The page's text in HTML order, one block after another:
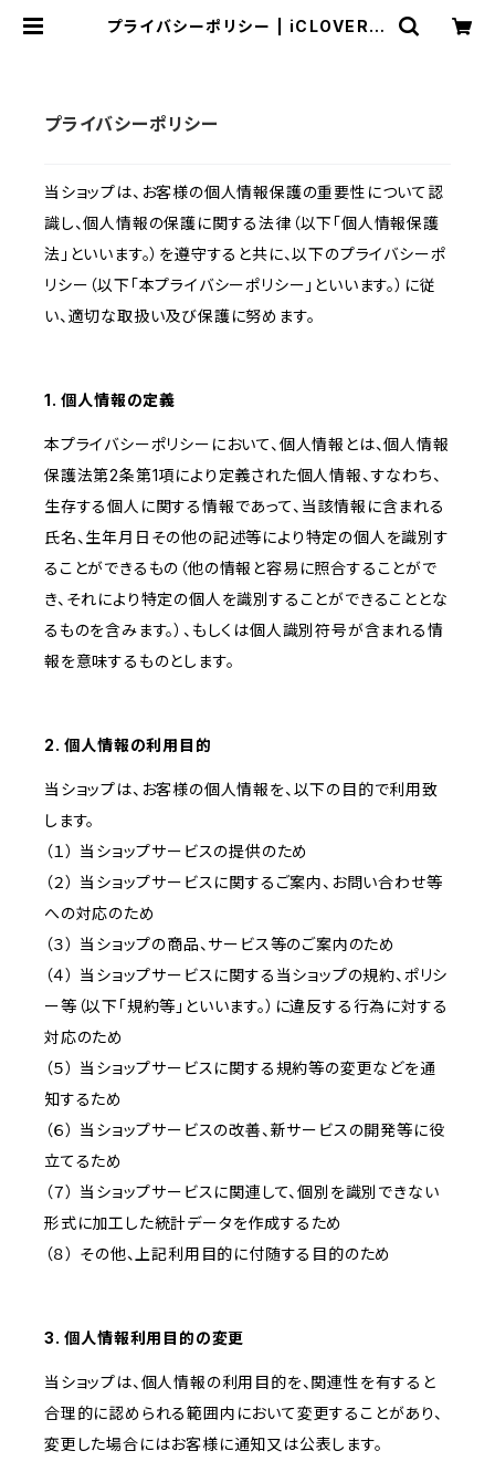
プライバシーポリシー | iCLOVER O
プライバシーポリシー
当ショップは、お客様の個人情報保護の重要性について認
識し、個人情報の保護に関する法律（以下「個人情報保護
法」といいます。）を遵守すると共に、以下のプライバシーポ
リシー（以下「本プライバシーポリシー」といいます。）に従
い、適切な取扱い及び保護に努めます。
1. 個人情報の定義
本プライバシーポリシーにおいて、個人情報とは、個人情報
保護法第2条第1項により定義された個人情報、すなわち、
生存する個人に関する情報であって、当該情報に含まれる
氏名、生年月日その他の記述等により特定の個人を識別す
ることができるもの（他の情報と容易に照合することがで
き、それにより特定の個人を識別することができることとな
るものを含みます。）、もしくは個人識別符号が含まれる情
報を意味するものとします。
2. 個人情報の利用目的
当ショップは、お客様の個人情報を、以下の目的で利用致
します。
（１） 当ショップサービスの提供のため
（２） 当ショップサービスに関するご案内、お問い合わせ等
への対応のため
（３） 当ショップの商品、サービス等のご案内のため
（４） 当ショップサービスに関する当ショップの規約、ポリシ
ー等（以下「規約等」といいます。）に違反する行為に対する
対応のため
（５） 当ショップサービスに関する規約等の変更などを通
知するため
（６） 当ショップサービスの改善、新サービスの開発等に役
立てるため
（７） 当ショップサービスに関連して、個別を識別できない
形式に加工した統計データを作成するため
（８） その他、上記利用目的に付随する目的のため
3. 個人情報利用目的の変更
当ショップは、個人情報の利用目的を、関連性を有すると
合理的に認められる範囲内において変更することがあり、
変更した場合にはお客様に通知又は公表します。